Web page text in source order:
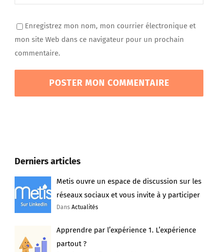
Enregistrez mon nom, mon courrier électronique et
mon site Web dans ce navigateur pour un prochain
commentaire.
Derniers articles
Metis ouvre un espace de discussion sur les
réseaux sociaux et vous invite à y participer
DansActualités
Apprendre par l’expérience 1. L’expérience
partout ?